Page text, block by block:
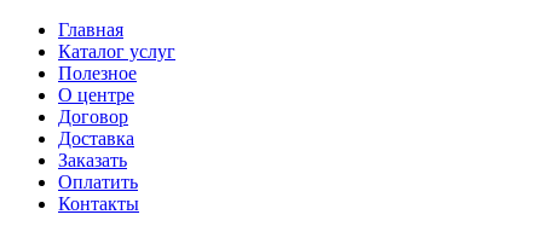
Главная
Каталог услуг
Полезное
О центре
Договор
Доставка
Заказать
Оплатить
Контакты